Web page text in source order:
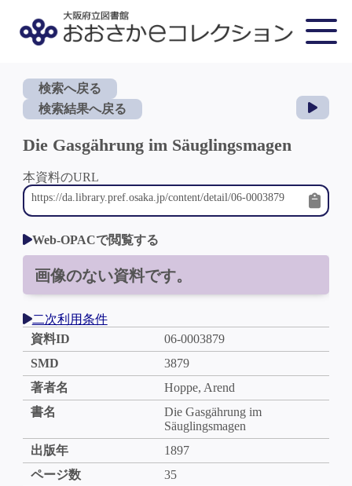
検索へ戻る
検索結果へ戻る
Die Gasgährung im Säuglingsmagen
本資料のURL
Web-OPACで閲覧する
画像のない資料です。
二次利用条件
資料ID
06-0003879
SMD
3879
著者名
Hoppe, Arend
書名
Die Gasgährung im
Säuglingsmagen
出版年
1897
ページ数
35